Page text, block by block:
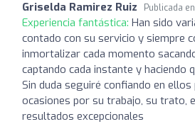
Griselda Ramirez Ruiz Publicada en
Experiencia fantástica: Han sido
contado con su servicio y siempre
inmortalizar cada momento
captando cada instante y haciendo
Sin duda seguiré confiando en
ocasiones por su trabajo, su trato,
resultados excepcionales